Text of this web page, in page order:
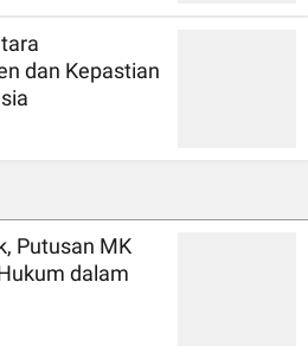
dan Kepastian
Putusan MK
dalam